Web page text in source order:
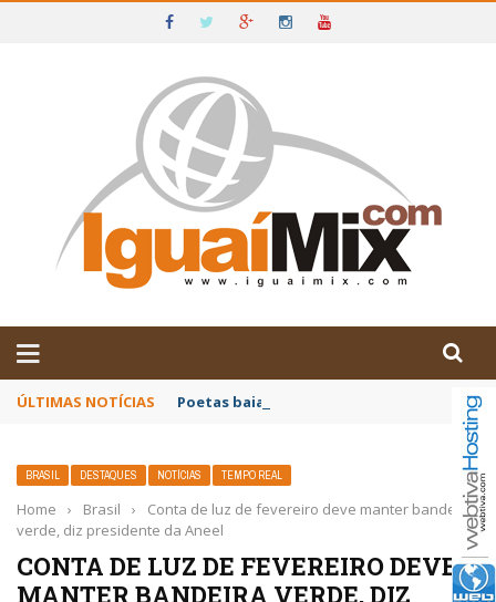
IGUAÍ E SUDOESTE DA BAHIA
ÚLTIMAS NOTÍCIAS Poetas baianos representam o Brasil no
BRASIL DESTAQUES NOTÍCIAS TEMPO REAL
Home › Brasil ›
Conta de luz de fevereiro deve manter bandeira
verde, diz presidente da Aneel
CONTA DE LUZ DE FEVEREIRO DEVE
MANTER BANDEIRA VERDE, DIZ